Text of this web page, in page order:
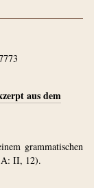
aus dem
grammatischen
A: II, 12).